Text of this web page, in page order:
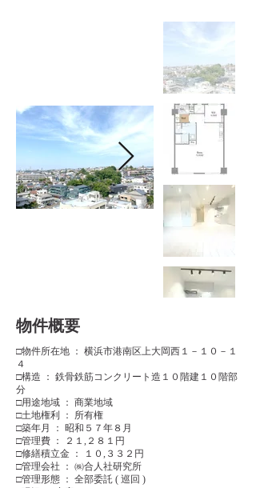
​物件概要
□物件所在地 ： 横浜市港南区上大岡西１－１０－１
４
□構造 ： 鉄骨鉄筋コンクリート造１０階建１０階部
分
□用途地域 ： 商業地域
□土地権利 ： 所有権
□築年月 ： 昭和５７年８月
□管理費 ： ２１,２８１円
□修繕積立金 ： １０,３３２円
□管理会社 ： ㈱合人社研究所
□管理形態 ： 全部委託 ( 巡回 )